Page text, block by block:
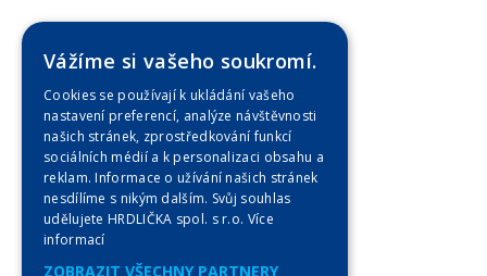
Vážíme si vašeho soukromí.
Cookies se používají k ukládání vašeho
nastavení preferencí, analýze návštěvnosti
našich stránek, zprostředkování funkcí
sociálních médií a k personalizaci obsahu a
reklam. Informace o užívání našich stránek
nesdílíme s nikým dalším. Svůj souhlas
udělujete HRDLIČKA spol. s r.o. Více
informací
ZOBRAZIT VŠECHNY PARTNERY